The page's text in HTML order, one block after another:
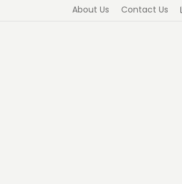
About Us Contact Us